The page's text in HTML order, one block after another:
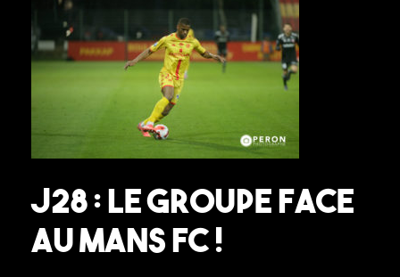
J28 : Le groupe face
au Mans FC !